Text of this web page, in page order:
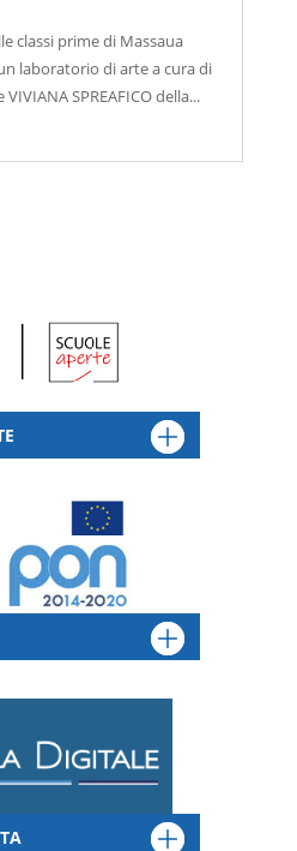
classi prime di Massaua
laboratorio di arte a cura di
SPREAFICO della...